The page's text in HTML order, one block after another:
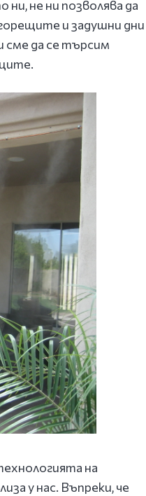
не ни позволява да
и задушни дни
сме да се търсим
на
у нас. Въпреки, че